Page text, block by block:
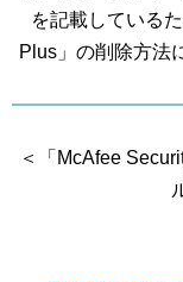
を記載している
Plus」の削除方法
＜「McAfee